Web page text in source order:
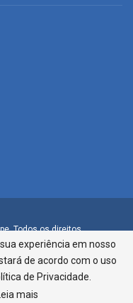
Todos os direitos
Bairro São José |
- CI Centro de
experiência em nosso
de acordo com o uso
de Privacidade.
mais